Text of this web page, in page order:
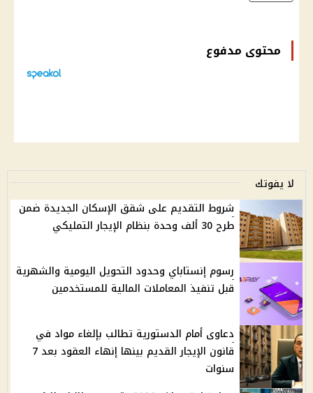
محتوى مدفوع
لا يفوتك
شروط التقديم على شقق الإسكان الجديدة ضمن
طرح 30 ألف وحدة بنظام الإيجار التمليكي
رسوم إنستاباي وحدود التحويل اليومية والشهرية
قبل تنفيذ المعاملات المالية للمستخدمين
دعاوى أمام الدستورية تطالب بإلغاء مواد في
قانون الإيجار القديم بينها إنهاء العقود بعد 7
سنوات